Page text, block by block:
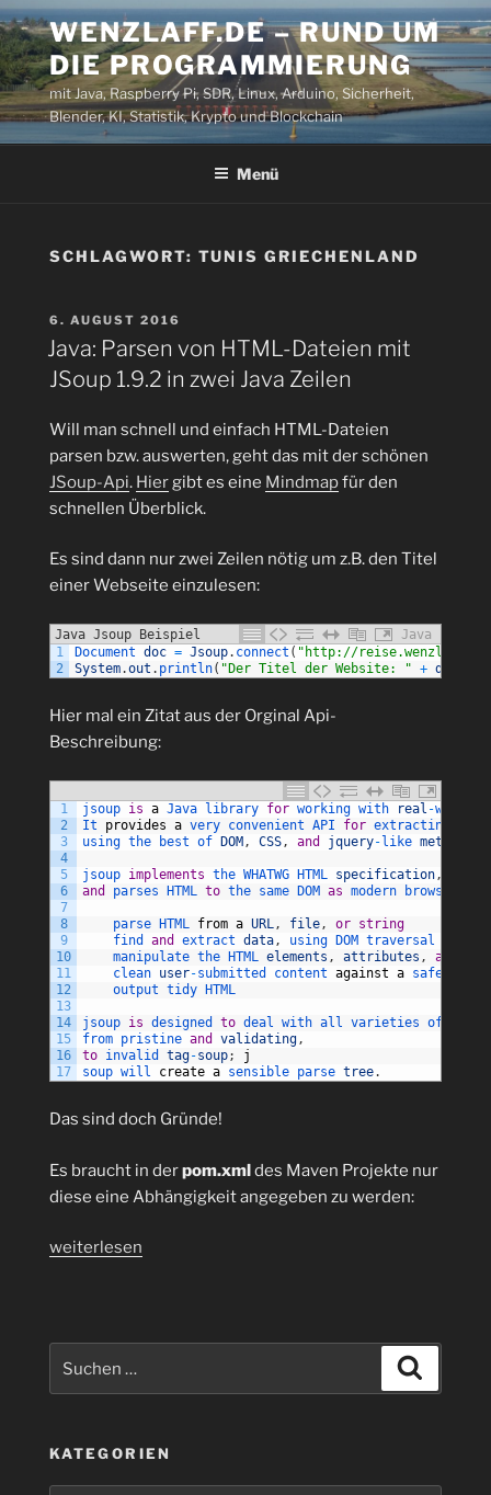
Zum
Inhalt
springen
WENZLAFF.DE – RUND UM
DIE PROGRAMMIERUNG
mit Java, Raspberry Pi, SDR, Linux, Arduino, Sicherheit,
Blender, KI, Statistik, Krypto und Blockchain
Menü
SCHLAGWORT: TUNIS GRIECHENLAND
VERÖFFENTLICHT
AM
6. AUGUST 2016
Java: Parsen von HTML-Dateien mit
JSoup 1.9.2 in zwei Java Zeilen
Will man schnell und einfach HTML-Dateien
parsen bzw. auswerten, geht das mit der schönen
JSoup-Api. Hiergibt es eine Mindmapfür den
schnellen Überblick.
Es sind dann nur zwei Zeilen nötig um z.B. den Titel
einer Webseite einzulesen:
Java Jsoup Beispiel
Java
1
2
Document doc = Jsoup. connect ( "http://
System.out . println( "Der Titel der Website: " + doc
Hier mal ein Zitat aus der Orginal Api-
Beschreibung:
1
2
3
4
5
6
7
8
9
10
11
12
13
14
15
16
17
jsoup is a Java library for working with real -world
It provides a very convenient API for extracting
using the best of DOM , CSS , and jquery-like methods
jsoup implements the WHATWG HTML specification ,
and
parses HTML to the same DOM as modern browsers
parse HTML from a URL , file , or string
find and extract data , using DOM traversal
manipulate the HTML elements , attributes , and
clean user-submitted content against a safe
output tidy HTML
jsoup is designed to deal with all varieties of
from pristine and validating ,
to invalid tag-soup;
j
soup will create a sensible parse tree.
Das sind doch Gründe!
Es braucht in derpom.xmldes Maven Projekte nur
diese eine Abhängigkeit angegeben zu werden:
„Java:
Dateien
mit
in
zwei
weiterlesen
nach:
KATEGORIEN